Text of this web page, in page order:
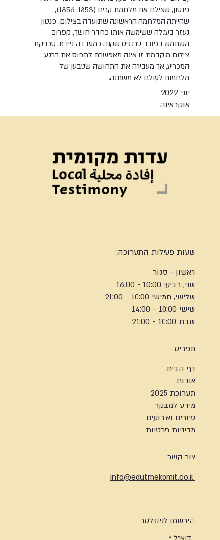
פנטון, שצילם את מלחמת קרים (1856-1853),
שהייתה המלחמה הראשונה שתועדה בצילום. פנטון
נעזר בעגלה ששימשה אותו כחדר חושך, קפרוב
השתמש בפורד טרנזיט שקנה כמעבדה ניידת. טכניקת
צילום מוקדמת זו אינה מאפשרת לתפוס את הרגע
המכריע, אך מעבירה את התחושה שטבען של
מלחמות לעולם לא משתנה.
יוני 2022
אוקראינה
שעות פעילות התערוכה:
ראשון - סגור
שני, רביעי 10:00 - 16:00
שלישי, חמישי 10:00 - 21:00
שישי 10:00 - 14:00
שבת 10:00 - 21:00
תפריט
דף הבית
אודות
תערוכת 2025
מידע למבקר
סיורים ואירועים
מדיניות פרטיות
צור קשר
info@edutmekomit.co.il
הירשמו לניוזלטר
דוא"ל *